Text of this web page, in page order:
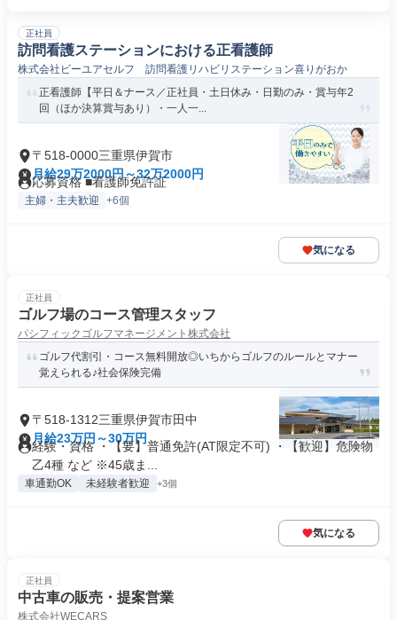
正社員
訪問看護ステーションにおける正看護師
株式会社ビーユアセルフ 訪問看護リハビリステーション喜りがおか
正看護師【平日＆ナース／正社員・土日休み・日勤のみ・賞与年2
回（ほか決算賞与あり）・一人一...
〒518-0000三重県伊賀市
月給29万2000円～32万2000円
応募資格 ■看護師免許証
主婦・主夫歓迎 +6個
気になる
正社員
ゴルフ場のコース管理スタッフ
パシフィックゴルフマネージメント株式会社
ゴルフ代割引・コース無料開放◎いちからゴルフのルールとマナー
覚えられる♪社会保険完備
〒518-1312三重県伊賀市田中
月給23万円～30万円
経験・資格 ・【要】普通免許(AT限定不可) ・【歓迎】危険物
乙4種 など ※45歳ま...
車通勤OK 未経験者歓迎 +3個
気になる
正社員
中古車の販売・提案営業
株式会社WECARS